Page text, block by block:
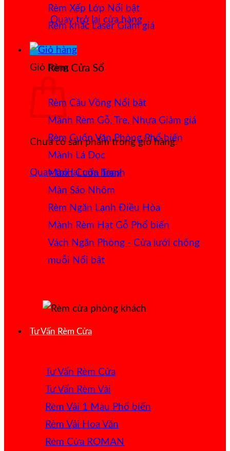
Quay trở lại cửa hàng
Giỏ hàng
Chưa có sản phẩm trong giỏ hàng.
Quay trở lại cửa hàng
Rèm Xếp Lớp
Rèm khắc Laser
Rèm Cửa Sổ
Rèm Cầu Vồng
Mành Rèm Gỗ, Tre, Nhựa
Rèm Cuốn Văn Phòng
Mành Lá Dọc
Mành Cuốn Tranh
Màn Sáo Nhôm
Rèm Ngăn Lạnh Điều Hòa
Mành Rèm Hạt Gỗ
Vách Ngăn Phòng - Cửa lưới chống
muỗi
Tư Vấn Rèm Cửa
Tư Vấn Rèm Cửa
Tư Vấn Rèm Vải
Rèm Vải 1 Màu
Rèm Vải Hoa Văn
Rèm Cửa ROMAN